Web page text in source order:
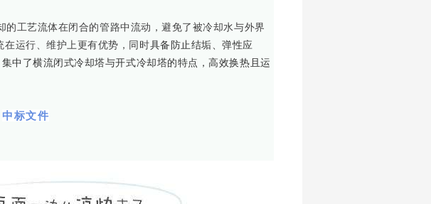
的工艺流体在闭合的管路中流动，避免了被冷却水与外界
运行、维护上更有优势，同时具备防止结垢、弹性应
中了横流闭式冷却塔与开式冷却塔的特点，高效换热且运
中标文件